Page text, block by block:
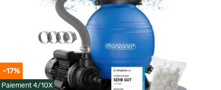
-17%
Paiement 4/10X